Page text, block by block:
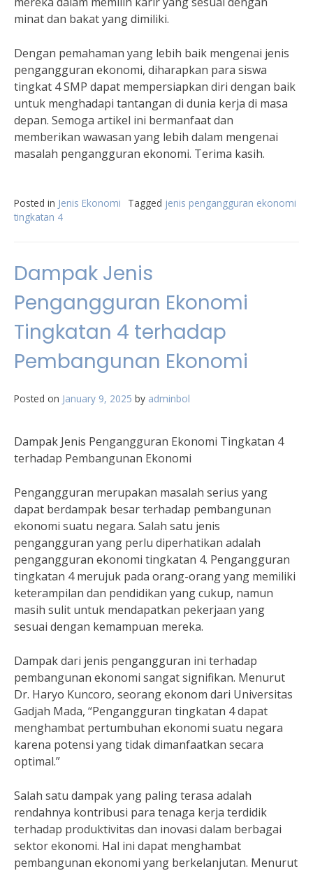
minat dan bakat yang dimiliki.
Dengan pemahaman yang lebih baik mengenai jenis
pengangguran ekonomi, diharapkan para siswa
tingkat 4 SMP dapat mempersiapkan diri dengan baik
untuk menghadapi tantangan di dunia kerja di masa
depan. Semoga artikel ini bermanfaat dan
memberikan wawasan yang lebih dalam mengenai
masalah pengangguran ekonomi. Terima kasih.
Posted in Jenis Ekonomi Tagged jenis pengangguran ekonomi
tingkatan 4
Dampak Jenis
Pengangguran Ekonomi
Tingkatan 4 terhadap
Pembangunan Ekonomi
Posted on January 9, 2025 by adminbol
Dampak Jenis Pengangguran Ekonomi Tingkatan 4
terhadap Pembangunan Ekonomi
Pengangguran merupakan masalah serius yang
dapat berdampak besar terhadap pembangunan
ekonomi suatu negara. Salah satu jenis
pengangguran yang perlu diperhatikan adalah
pengangguran ekonomi tingkatan 4. Pengangguran
tingkatan 4 merujuk pada orang-orang yang memiliki
keterampilan dan pendidikan yang cukup, namun
masih sulit untuk mendapatkan pekerjaan yang
sesuai dengan kemampuan mereka.
Dampak dari jenis pengangguran ini terhadap
pembangunan ekonomi sangat signifikan. Menurut
Dr. Haryo Kuncoro, seorang ekonom dari Universitas
Gadjah Mada, “Pengangguran tingkatan 4 dapat
menghambat pertumbuhan ekonomi suatu negara
karena potensi yang tidak dimanfaatkan secara
optimal.”
Salah satu dampak yang paling terasa adalah
rendahnya kontribusi para tenaga kerja terdidik
terhadap produktivitas dan inovasi dalam berbagai
sektor ekonomi. Hal ini dapat menghambat
pembangunan ekonomi yang berkelanjutan. Menurut